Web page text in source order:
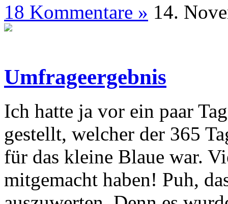
18 Kommentare » 14.
Umfrageergebnis
Ich hatte ja vor ein paar
gestellt, welcher der 365
für das kleine Blaue war.
mitgemacht haben! Puh,